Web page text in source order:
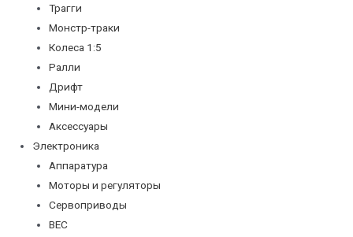
Трагги
Монстр-траки
Колеса 1:5
Ралли
Дрифт
Мини-модели
Аксессуары
Электроника
Аппаратура
Моторы и регуляторы
Сервоприводы
BEC